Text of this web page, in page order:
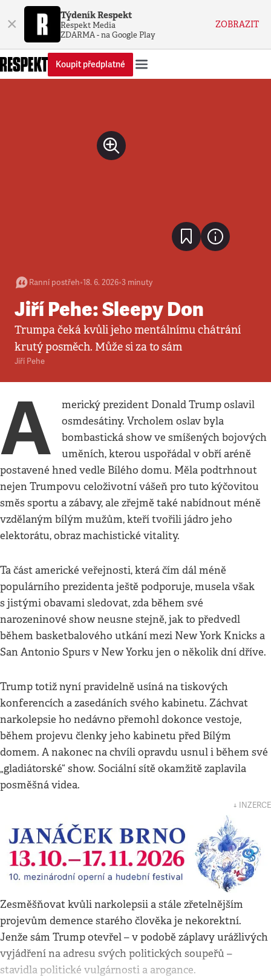
× Týdeník Respekt
Respekt Media
ZDARMA - na Google Play
ZOBRAZIT
Koupit předplatné
Ranní postřeh•18. 6. 2026•3 minuty
Jiří Pehe: Sleepy Don
Trumpa čeká kvůli jeho mentálnímu chátrání
krutý posměch. Může si za to sám
Jiří Pehe
A
merický prezident Donald Trump oslavil
osmdesátiny. Vrcholem oslav byla
bombastická show ve smíšených bojových
uměních, kterou uspořádal v obří aréně
postavené hned vedle Bílého domu. Měla podtrhnout
nejen Trumpovu celoživotní vášeň pro tuto kýčovitou
směs sportu a zábavy, ale zřejmě také nabídnout méně
vzdělaným bílým mužům, kteří tvořili jádro jeho
elektorátu, obraz machistické vitality.
Ta část americké veřejnosti, která čím dál méně
populárního prezidenta ještě podporuje, musela však
s jistými obavami sledovat, zda během své
narozeninové show neusne stejně, jak to předvedl
během basketbalového utkání mezi New York Knicks a
San Antonio Spurs v New Yorku jen o několik dní dříve.
Trump totiž nyní pravidelně usíná na tiskových
konferencích a zasedáních svého kabinetu. Záchvat
narkolepsie ho nedávno přemohl dokonce vestoje,
během projevu členky jeho kabinetu před Bílým
domem. A nakonec na chvíli opravdu usnul i během své
„gladiátorské“ show. Sociální sítě okamžitě zaplavila
posměšná videa.
↓ INZERCE
Zesměšňovat kvůli narkolepsii a stále zřetelnějším
projevům demence starého člověka je nekorektní.
Jenže sám Trump otevřel – v podobě záplavy urážlivých
vyjádření na adresu svých politických soupeřů –
stavidla politické vulgárnosti a arogance.